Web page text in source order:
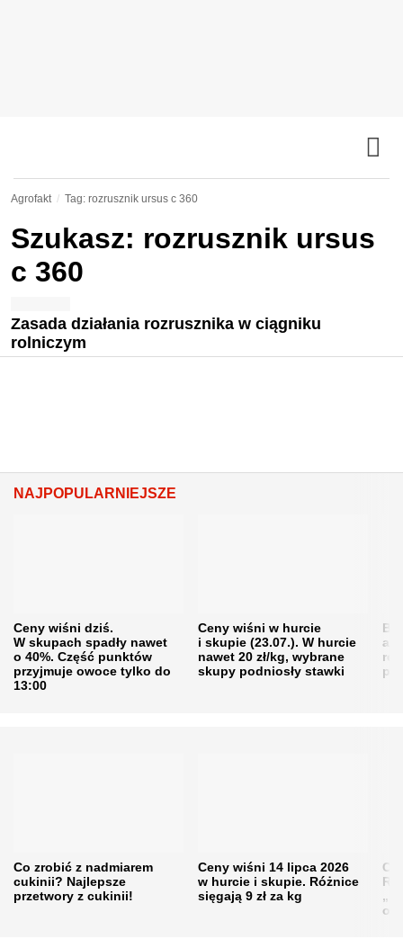
Agrofakt Tag: rozrusznik ursus c 360
Szukasz: rozrusznik ursus
c 360
Zasada działania rozrusznika w ciągniku
rolniczym
NAJPOPULARNIEJSZE
Ceny wiśni dziś.
W skupach spadły nawet
o 40%. Część punktów
przyjmuje owoce tylko do
13:00
Ceny wiśni w hurcie
i skupie (23.07.). W hurcie
nawet 20 zł/kg, wybrane
skupy podniosły stawki
Co zrobić z nadmiarem
cukinii? Najlepsze
przetwory z cukinii!
Ceny wiśni 14 lipca 2026
w hurcie i skupie. Różnice
sięgają 9 zł za kg